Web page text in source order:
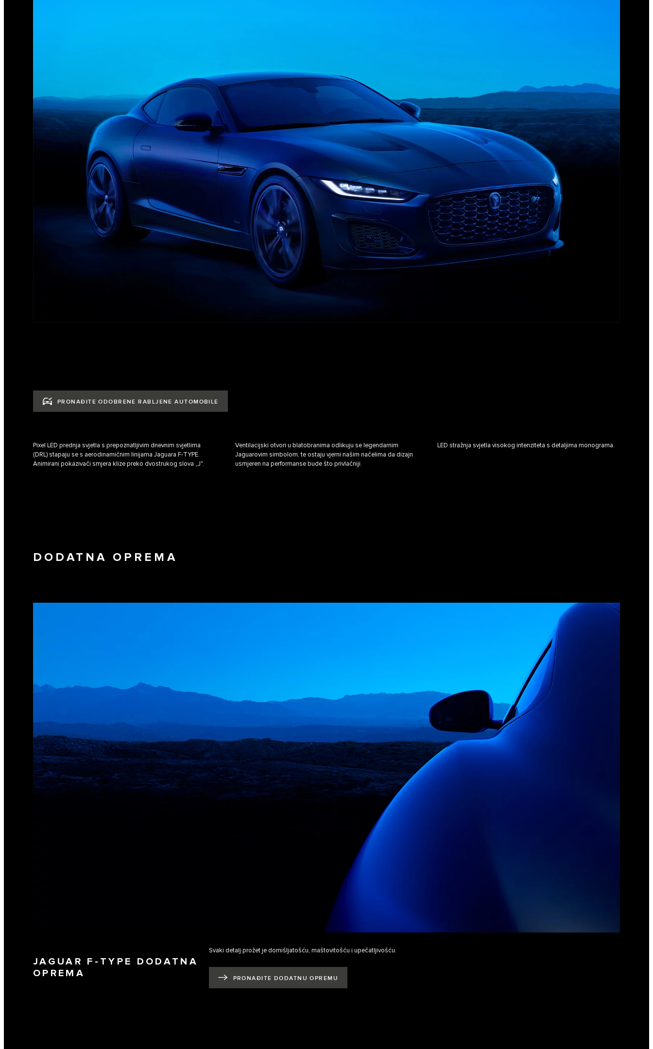
PRONAĐITE ODOBRENE RABLJENE AUTOMOBILE
Pixel LED prednja svjetla s prepoznatljivim dnevnim svjetlima
(DRL) stapaju se s aerodinamičnim linijama Jaguara F‑TYPE.
Animirani pokazivači smjera klize preko dvostrukog slova „J".
Ventilacijski otvori u blatobranima odlikuju se legendarnim
Jaguarovim simbolom, te ostaju vjerni našim načelima da dizajn
usmjeren na performanse bude što privlačniji.
LED stražnja svjetla visokog intenziteta s detaljima monograma.
DODATNA OPREMA
JAGUAR F-TYPE DODATNA
OPREMA
Svaki detalj prožet je domišljatošću, maštovitošću i upečatljivošću.
PRONAĐITE DODATNU OPREMU